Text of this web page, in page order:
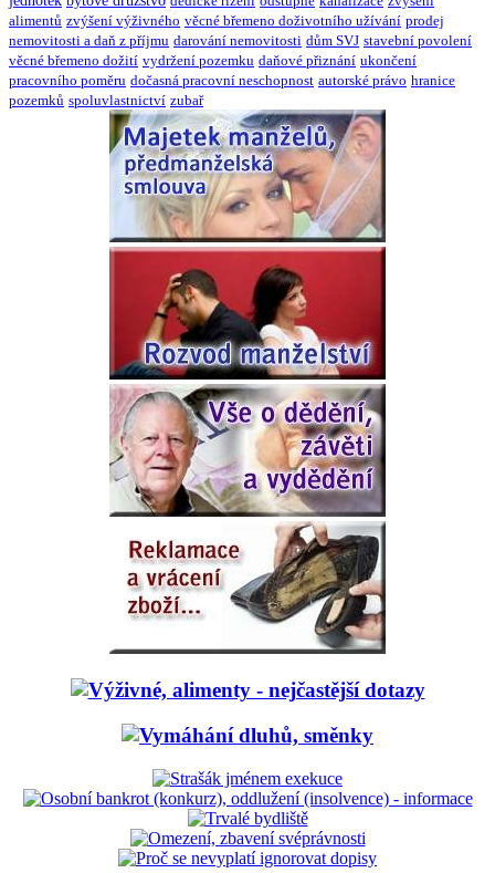
alimentů zvýšení výživného věcné břemeno doživotního užívání prodej
nemovitosti a daň z příjmu darování nemovitosti dům SVJ stavební povolení
věcné břemeno dožití vydržení pozemku daňové přiznání ukončení
pracovního poměru dočasná pracovní neschopnost autorské právo hranice
pozemků spoluvlastnictví zubař